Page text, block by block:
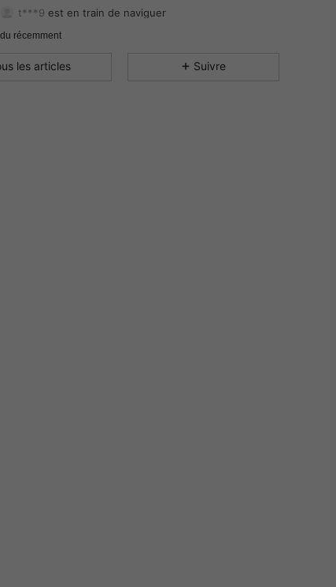
t***9 est en train de naviguer
Evaluation 19 Articles 21Suiveurs
récemment
les articles Suivre